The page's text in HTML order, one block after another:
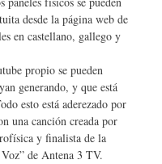
desde la página web de
en castellano, gallego y
propio se pueden
generando, y que está
esto está aderezado por
una canción creada por
y finalista de la
de Antena 3 TV.